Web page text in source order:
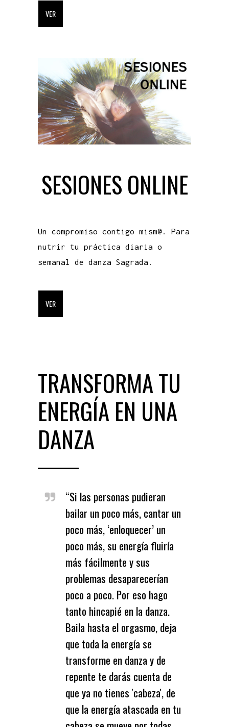
VER
SESIONES ONLINE
Un compromiso contigo mism@. Para
nutrir tu práctica diaria o
semanal de danza Sagrada.
VER
TRANSFORMA TU
ENERGÍA EN UNA
DANZA
“Si las personas pudieran
bailar un poco más, cantar un
poco más, ‘enloquecer’ un
poco más, su energía fluiría
más fácilmente y sus
problemas desaparecerían
poco a poco. Por eso hago
tanto hincapié en la danza.
Baila hasta el orgasmo, deja
que toda la energía se
transforme en danza y de
repente te darás cuenta de
que ya no tienes 'cabeza', de
que la energía atascada en tu